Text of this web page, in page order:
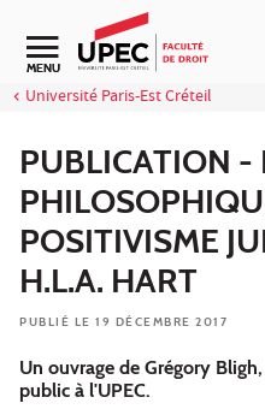
Aller au contenu
Navigation secondaire
MENU
Université Paris-Est Créteil
PUBLICATION -
POSITIVISME
H.L.A. HART
PUBLIÉ LE 19 DÉCEMBRE 2017
Un ouvrage de Grégory
public à l'UPEC.